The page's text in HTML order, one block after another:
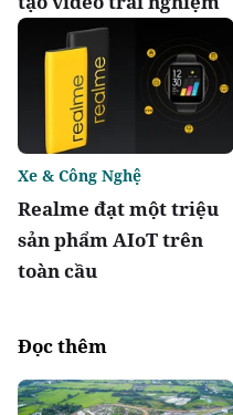
Realme đạt một triệu
sản phẩm AIoT trên
toàn cầu
Xe & Công Nghệ
Đọc thêm